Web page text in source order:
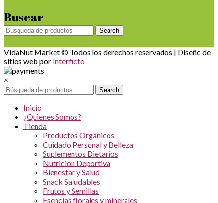
Buscar
Search
VidaNut Market © Todos los derechos reservados | Diseño de
sitios web por Interficto
×
Search
Inicio
¿Quienes Somos?
Tienda
Productos Orgánicos
Cuidado Personal y Belleza
Suplementos Dietarios
Nutrición Deportiva
Bienestar y Salud
Snack Saludables
Frutos y Semillas
Esencias florales y minerales